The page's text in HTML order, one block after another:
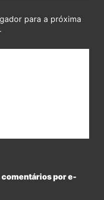
para a próxima
por e-